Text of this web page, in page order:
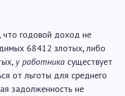
что годовой доход не
68412 злотых, либо
у работника существует
от льготы для среднего
задолженность не